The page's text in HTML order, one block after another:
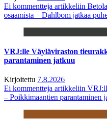
Ei kommentteja artikkeliin
osaamista – Dahlbom jatkaa
VRJ:lle Väyläviraston
parantaminen jatkuu
Kirjoitettu 7.8.2026
Ei kommentteja artikkeliin
– Poikkimaantien parantaminen